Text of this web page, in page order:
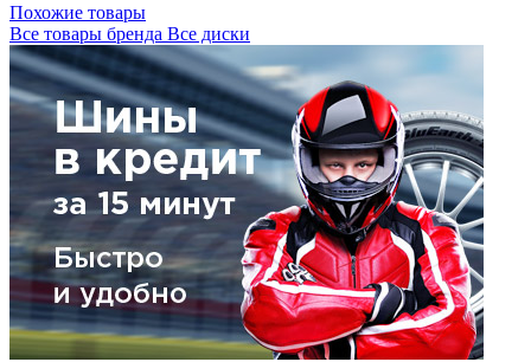
Похожие товары
Все товары бренда Все диски